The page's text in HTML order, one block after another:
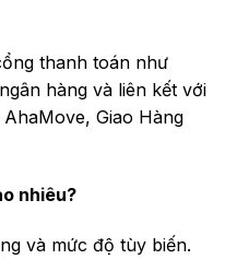
thanh toán như
hàng và liên kết với
Giao Hàng
nhiêu?
và mức độ tùy biến.